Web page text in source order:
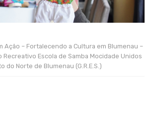
Ação – Fortalecendo a Cultura em Blumenau –
Recreativo Escola de Samba Mocidade Unidos
do Norte de Blumenau (G.R.E.S.)